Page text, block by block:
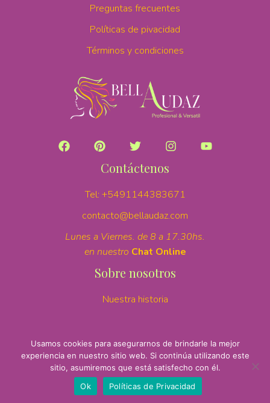
Preguntas frecuentes
Políticas de pivacidad
Términos y condiciones
Contáctenos
Tel: +5491144383671
contacto@bellaudaz.com
Lunes a Viernes. de 8 a 17.30hs.
en nuestro Chat Online
Sobre nosotros
Nuestra historia
Artículo añadido al carrito. FINALIZAR COMPRA
Usamos cookies para asegurarnos de brindarle la mejor
experiencia en nuestro sitio web. Si continúa utilizando este
sitio, asumiremos que está satisfecho con él.
Ok
Políticas de Privacidad